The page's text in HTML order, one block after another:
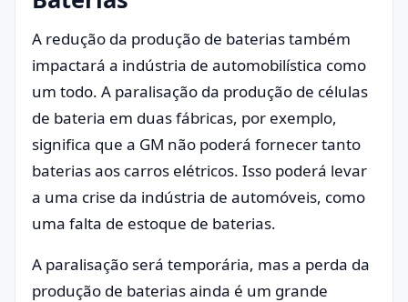
A redução da produção de baterias também
impactará a indústria de automobilística como
um todo. A paralisação da produção de células
de bateria em duas fábricas, por exemplo,
significa que a GM não poderá fornecer tanto
baterias aos carros elétricos. Isso poderá levar
a uma crise da indústria de automóveis, como
uma falta de estoque de baterias.
A paralisação será temporária, mas a perda da
produção de baterias ainda é um grande